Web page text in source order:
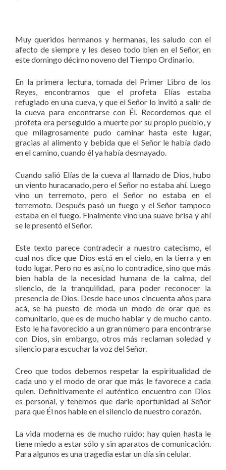
Muy queridos hermanos y hermanas, les saludo con el
afecto de siempre y les deseo todo bien en el Señor, en
este domingo décimo noveno del Tiempo Ordinario.
En la primera lectura, tomada del Primer Libro de los
Reyes, encontramos que el profeta Elías estaba
refugiado en una cueva, y que el Señor lo invitó a salir de
la cueva para encontrarse con Él. Recordemos que el
profeta era perseguido a muerte por su propio pueblo, y
que milagrosamente pudo caminar hasta este lugar,
gracias al alimento y bebida que el Señor le había dado
en el camino, cuando él ya había desmayado.
Cuando salió Elías de la cueva al llamado de Dios, hubo
un viento huracanado, pero el Señor no estaba ahí. Luego
vino un terremoto, pero el Señor no estaba en el
terremoto. Después pasó un fuego y el Señor tampoco
estaba en el fuego. Finalmente vino una suave brisa y ahí
se le presentó el Señor.
Este texto parece contradecir a nuestro catecismo, el
cual nos dice que Dios está en el cielo, en la tierra y en
todo lugar. Pero no es así, no lo contradice, sino que más
bien habla de la necesidad humana de la calma, del
silencio, de la tranquilidad, para poder reconocer la
presencia de Dios. Desde hace unos cincuenta años para
acá, se ha puesto de moda un modo de orar que es
comunitario, que es de mucho hablar y de mucho canto.
Esto le ha favorecido a un gran número para encontrarse
con Dios, sin embargo, otros más reclaman soledad y
silencio para escuchar la voz del Señor.
Creo que todos debemos respetar la espiritualidad de
cada uno y el modo de orar que más le favorece a cada
quien. Definitivamente el auténtico encuentro con Dios
es personal, y tenemos que darle oportunidad al Señor
para que Él nos hable en el silencio de nuestro corazón.
La vida moderna es de mucho ruido; hay quien hasta le
tiene miedo a estar sólo y sin aparatos de comunicación.
Para algunos es una tragedia estar un día sin celular.